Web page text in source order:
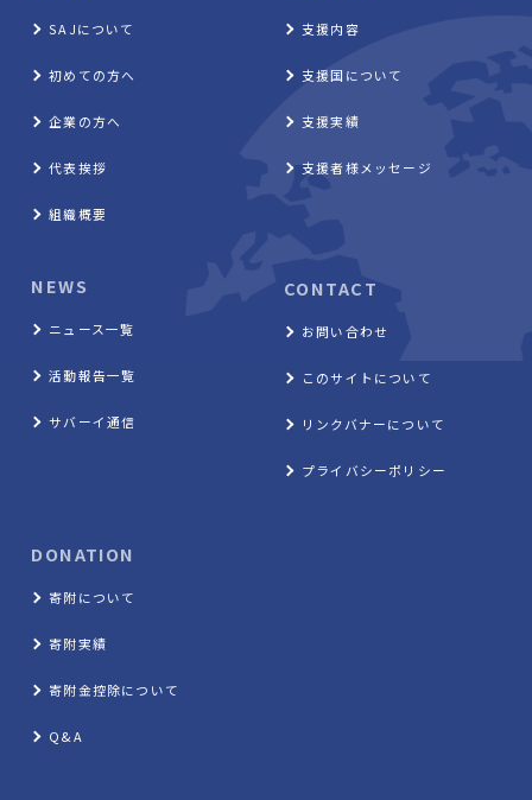
SAJについて
初めての方へ
企業の方へ
代表挨拶
組織概要
NEWS
ニュース一覧
活動報告一覧
サバーイ通信
支援内容
支援国について
支援実績
支援者様メッセージ
CONTACT
お問い合わせ
このサイトについて
リンクバナーについて
プライバシーポリシー
DONATION
寄附について
寄附実績
寄附金控除について
Q&A